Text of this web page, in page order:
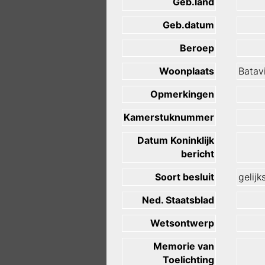
Geb.datum
Beroep
Woonplaats
Opmerkingen
Kamerstuknummer
Datum Koninklijk
bericht
Soort besluit
Ned. Staatsblad
Wetsontwerp
Memorie van
Toelichting